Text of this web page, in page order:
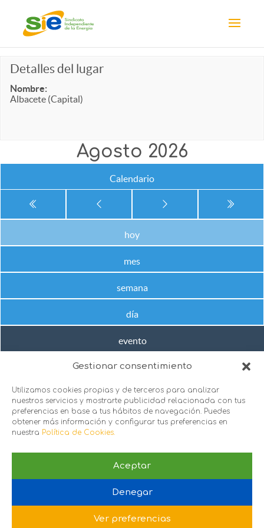
Gestionar consentimiento
Utilizamos cookies propias y de terceros para analizar
nuestros servicios y mostrarte publicidad relacionada con tus
preferencias en base a tus hábitos de navegación. Puedes
obtener más información y configurar tus preferencias en
nuestra Política de Cookies.
Aceptar
Denegar
Ver preferencias
Detalles del lugar
Nombre:
Albacete (Capital)
Agosto 2026
Calendario
hoy
mes
semana
día
evento
C/ Santa Engracia 151, 1º puerta 2 y 3, 28003. Madrid
Política de Privacidad
Política de Cookies